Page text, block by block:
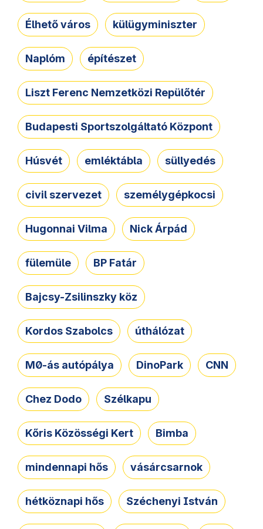
Élhető város külügyminiszter
Naplóm építészet
Liszt Ferenc Nemzetközi Repülőtér
Budapesti Sportszolgáltató Központ
Húsvét emléktábla süllyedés
civil szervezet személygépkocsi
Hugonnai Vilma Nick Árpád
fülemüle BP Fatár
Bajcsy-Zsilinszky köz
Kordos Szabolcs úthálózat
M0-ás autópálya DinoPark CNN
Chez Dodo Szélkapu
Kőris Közösségi Kert Bimba
mindennapi hős vásárcsarnok
hétköznapi hős Széchenyi István